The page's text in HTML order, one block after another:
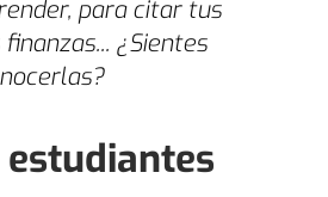
para citar tus
¿Sientes